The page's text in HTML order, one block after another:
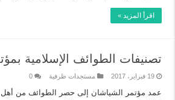
اقرأ المزيد »
تصنيفات الطوائف الإسلامية
19 فبراير، 2017 مستجدات ظرفية 0
عمد مؤتمر الشياشان إلى حصر الطوائف من أهل